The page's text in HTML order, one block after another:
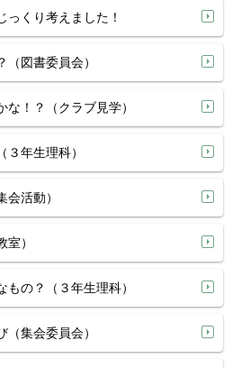
っくり考えました！
図書委員会）
な！？（クラブ見学）
３年生理科）
活動）
）
の？（３年生理科）
集会委員会）